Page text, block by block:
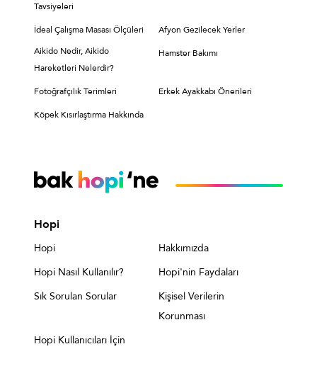
Tavsiyeleri
İdeal Çalışma Masası Ölçüleri
Afyon Gezilecek Yerler
Aikido Nedir, Aikido
Hareketleri Nelerdir?
Hamster Bakımı
Fotoğrafçılık Terimleri Erkek Ayakkabı Önerileri
Köpek Kısırlaştırma Hakkında
Hopi
Hopi
Hakkımızda
Hopi Nasıl Kullanılır?
Hopi'nin Faydaları
Sık Sorulan Sorular
Kişisel Verilerin
Korunması
Hopi Kullanıcıları İçin